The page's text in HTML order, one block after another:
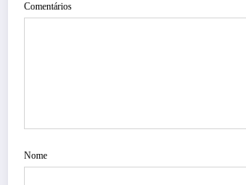
Comentários
Nome